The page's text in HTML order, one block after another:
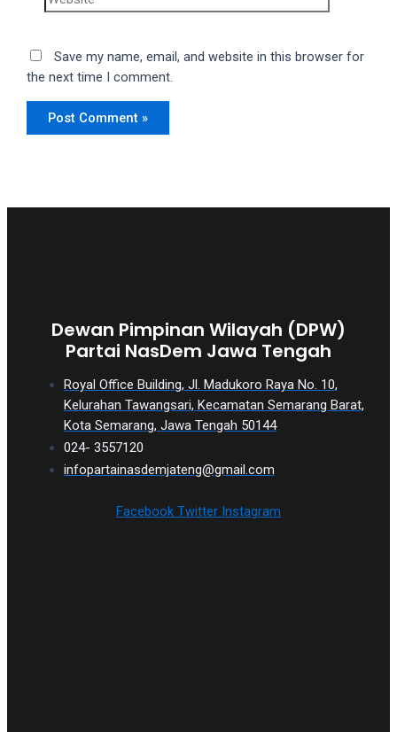
Save my name, email, and website in this browser for
the next time I comment.
Dewan Pimpinan Wilayah (DPW)
Partai NasDem Jawa Tengah
Royal Office Building, Jl. Madukoro Raya No. 10,
Kelurahan Tawangsari, Kecamatan Semarang Barat,
Kota Semarang, Jawa Tengah 50144
024- 3557120
infopartainasdemjateng@gmail.com
Facebook Twitter Instagram